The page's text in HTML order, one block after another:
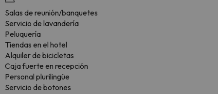
Salas de reunión/banquetes
Servicio de lavandería
Peluquería
Tiendas en el hotel
Alquiler de bicicletas
Caja fuerte en recepción
Personal plurilingüe
Servicio de botones